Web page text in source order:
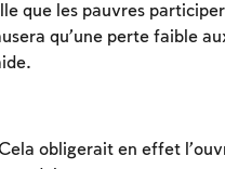
que les pauvres
qu’une perte faible
Cela obligerait en effet